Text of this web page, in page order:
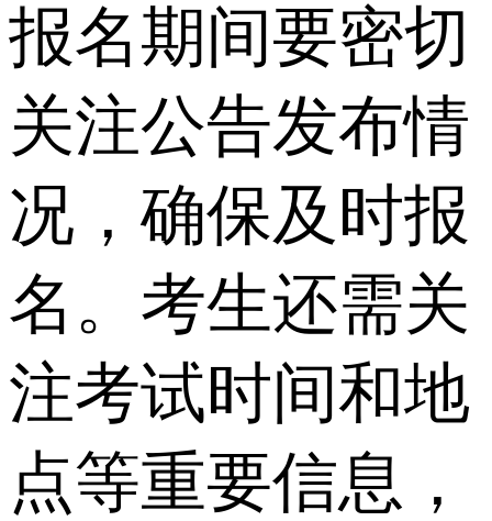
报名期间要密切
关注公告发布情
况，确保及时报
名。考生还需关
注考试时间和地
点等重要信息，